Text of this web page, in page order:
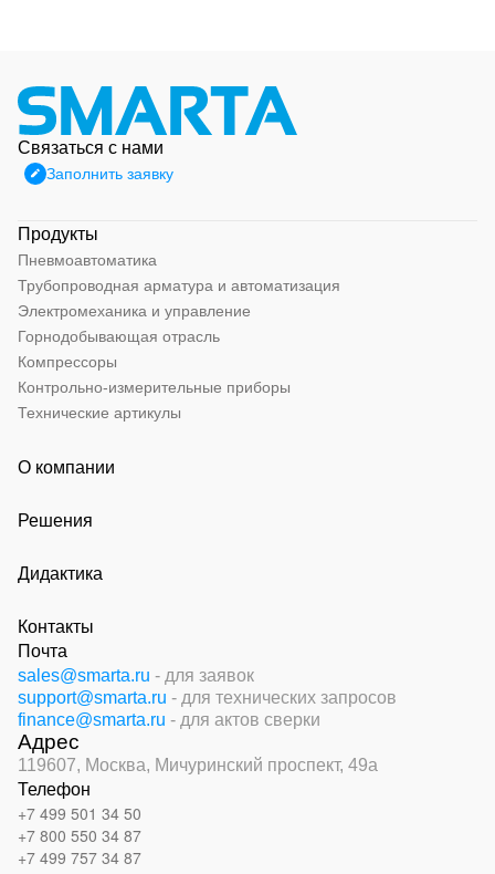
Связаться с нами
Заполнить заявку
Продукты
Пневмоавтоматика
Трубопроводная арматура и автоматизация
Электромеханика и управление
Горнодобывающая отрасль
Компрессоры
Контрольно-измерительные приборы
Технические артикулы
О компании
Решения
Дидактика
Контакты
Почта
sales@smarta.ru - для заявок
support@smarta.ru - для технических запросов
finance@smarta.ru - для актов сверки
Адрес
119607, Москва, Мичуринский проспект, 49а
Телефон
+7 499 501 34 50
+7 800 550 34 87
+7 499 757 34 87